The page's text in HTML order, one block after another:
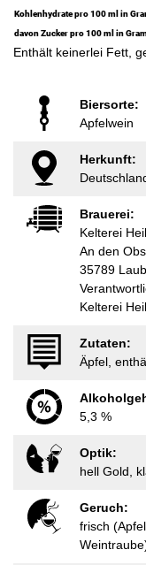
Kohlenhydrate pro 100 ml in
davon Zucker pro 100
Enthält keinerlei Fett,
Biersorte:
Apfelwein
Herkunft:
Brauerei:
Kelterei
An den
35789
Kelterei
Zutaten:
Äpfel,
5,3 %
Optik:
hell Gold,
Geruch:
frisch